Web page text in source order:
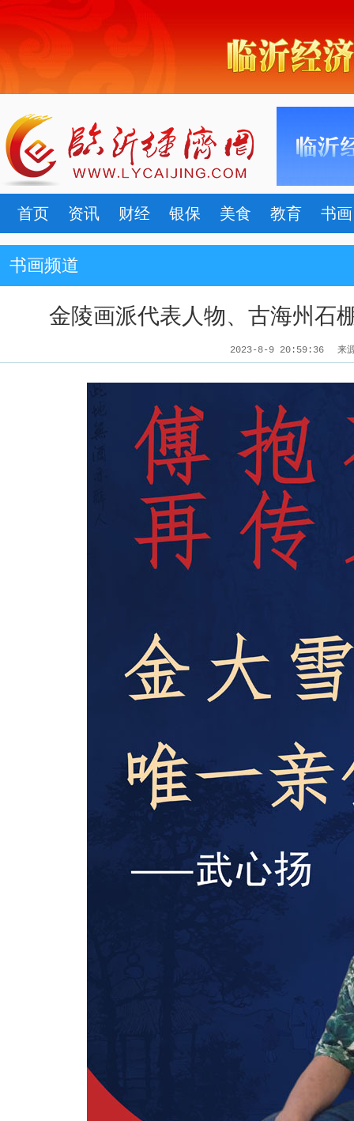
首页 资讯 财经 银保 美食 教育 书画
书画频道
金陵画派代表人物、古海州石
2023-8-9 20:59:36 来